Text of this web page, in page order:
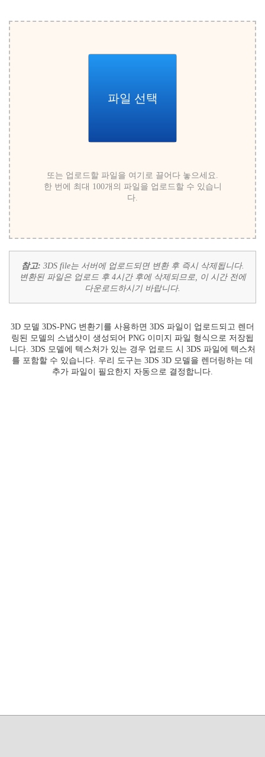
파일 선택
또는 업로드할 파일을 여기로 끌어다 놓으세요.
한 번에 최대 100개의 파일을 업로드할 수 있습니
다.
참고: 3DS file는 서버에 업로드되면 변환 후 즉시 삭제됩니다.
변환된 파일은 업로드 후 4시간 후에 삭제되므로, 이 시간 전에
다운로드하시기 바랍니다.
3D 모델 3DS-PNG 변환기를 사용하면 3DS 파일이 업로드되고 렌더
링된 모델의 스냅샷이 생성되어 PNG 이미지 파일 형식으로 저장됩
니다. 3DS 모델에 텍스처가 있는 경우 업로드 시 3DS 파일에 텍스처
를 포함할 수 있습니다. 우리 도구는 3DS 3D 모델을 렌더링하는 데
추가 파일이 필요한지 자동으로 결정합니다.